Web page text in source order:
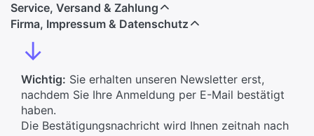
Service, Versand & Zahlung
Firma, Impressum & Datenschutz
↓
Wichtig: Sie erhalten unseren Newsletter erst,
nachdem Sie Ihre Anmeldung per E-Mail bestätigt
haben.
Die Bestätigungsnachricht wird Ihnen zeitnah nach